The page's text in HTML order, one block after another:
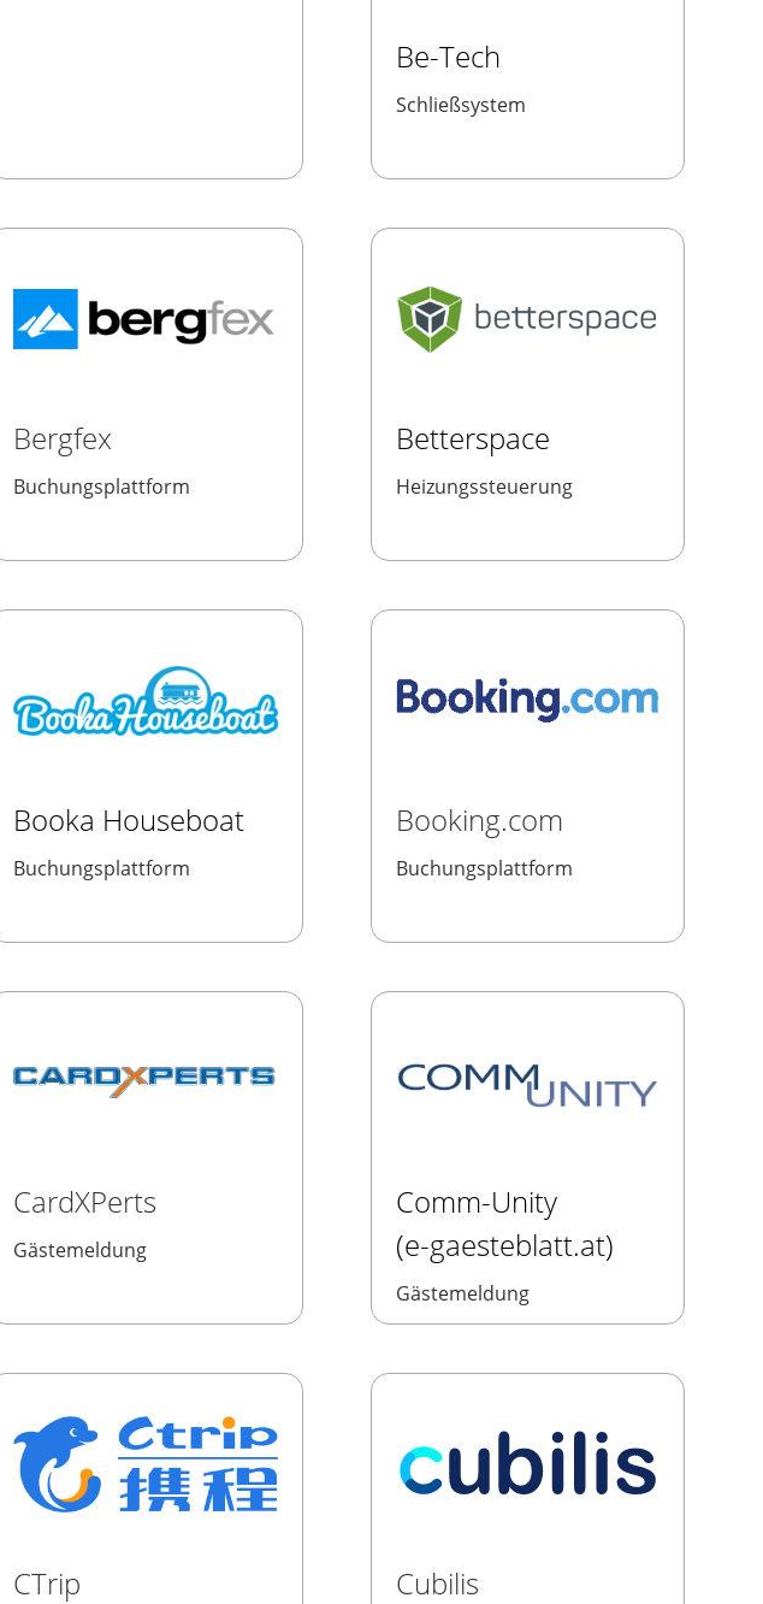
Be-Tech
Schließsystem
Bergfex
Buchungsplattform
Betterspace
Heizungssteuerung
Booka Houseboat
Buchungsplattform
Booking.com
Buchungsplattform
CardXPerts
Gästemeldung
Comm-Unity
(e-gaesteblatt.at)
Gästemeldung
CTrip Cubilis